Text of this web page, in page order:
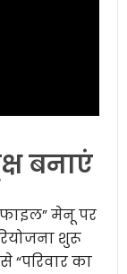
बनाएं
मेनू पर
शुरू
का